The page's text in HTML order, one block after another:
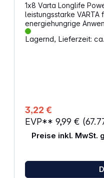
1x8 Varta Longlife
leistungsstarke VARTA
energiehungrige
Audiogeräte,
Alternative
Lagernd, Lieferzeit:
3,22 €
EVP** 9,99 €
Preise inkl. MwSt.